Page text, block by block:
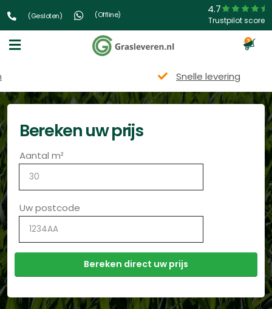
(Gesloten) (Offline) 4.7
Trustpilot score
3
Snelle levering
Bereken uw prijs
Aantal m²
Uw postcode